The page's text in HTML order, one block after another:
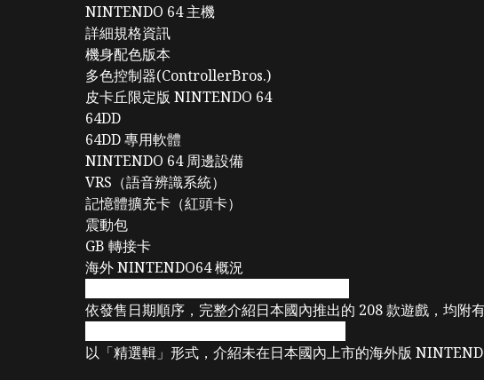
NINTENDO 64 主機
詳細規格資訊
機身配色版本
多色控制器(ControllerBros.)
皮卡丘限定版 NINTENDO 64
64DD
64DD 專用軟體
NINTENDO 64 周邊設備
VRS（語音辨識系統）
記憶體擴充卡（紅頭卡）
震動包
GB 轉接卡
海外 NINTENDO64 概況
依發售日期順序，完整介紹日本國內推出的 208 款遊戲，均附
以「精選輯」形式，介紹未在日本國內上市的海外版